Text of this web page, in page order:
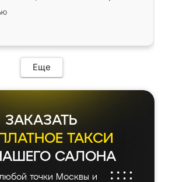
условия, потом
всё спокойно объяснил
Изготовили в срок, с
встала на свое место без
Качеством осталась
выглядит так, как и ожидала.
Еще
ЗАКАЗАТЬ
ТАКСИ
САЛОНА
точки Москвы и